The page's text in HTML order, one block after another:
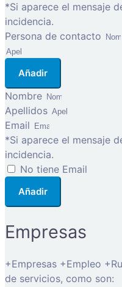
*Si aparece el mensaje
incidencia.
Persona de contacto
Añadir
Nombre
Apellidos
Email
*Si aparece el mensaje
incidencia.
No tiene Email
Añadir
Empresas
+Empresas +Empleo
de servicios, como son: